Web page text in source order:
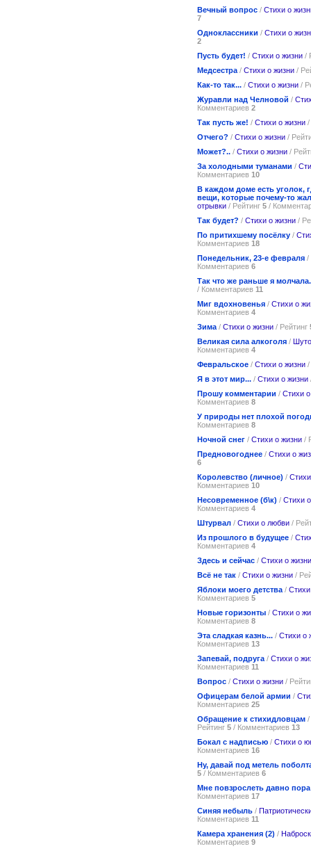
Вечный вопрос / Стихи о
7
Одноклассники / Стихи о
2
Пусть будет! / Стихи о жизни /
Медсестра / Стихи о жизни /
Как-то так... / Стихи о жизни /
Журавли над Челновой /
Комментариев 2
Так пусть же! / Стихи о жизни /
Отчего? / Стихи о жизни /
Может?.. / Стихи о жизни /
За холодными туманами /
Комментариев 10
В каждом доме есть уголок,
вещи, которые почему-то
отрывки / Рейтинг 5 /
Так будет? / Стихи о жизни /
По притихшему посёлку /
Комментариев 18
Понедельник, 23-е февраля /
Комментариев 6
Так что же раньше я
/ Комментариев 11
Миг вдохновенья / Стихи о
Комментариев 4
Зима / Стихи о жизни / Рейтинг
Великая сила алкоголя /
Комментариев 4
Февральское / Стихи о жизни /
Я в этот мир... / Стихи о жизни
Прошу комментарии / Стихи
Комментариев 8
У природы нет плохой
Комментариев 8
Ночной снег / Стихи о жизни /
Предновогоднее / Стихи о
6
Королевство (личное) /
Комментариев 10
Несовременное (б\к) / Стихи
Комментариев 4
Штурвал / Стихи о любви /
Из прошлого в будущее /
Комментариев 4
Здесь и сейчас / Стихи о жизни
Всё не так / Стихи о жизни /
Яблоки моего детства /
Комментариев 5
Новые горизонты / Стихи о
Комментариев 8
Эта сладкая казнь... / Стихи о
Комментариев 13
Запевай, подруга / Стихи о
Комментариев 11
Вопрос / Стихи о жизни /
Офицерам белой армии /
Комментариев 25
Обращение к стихидловцам /
Рейтинг 5 / Комментариев 13
Бокал с надписью / Стихи о
Комментариев 16
Ну, давай под метель
5 / Комментариев 6
Мне повзрослеть давно пора
Комментариев 17
Синяя небыль /
Комментариев 11
Камера хранения (2) /
Комментариев 9